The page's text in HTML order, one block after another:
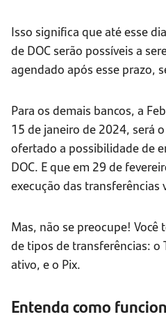
Isso significa que até esse
de DOC serão possíveis a
agendado após esse prazo,
Para os demais bancos, a
15 de janeiro de 2024, será
ofertado a possibilidade de
DOC. E que em 29 de
execução das transferências
Mas, não se preocupe!
de tipos de transferências: o
ativo, e o Pix.
Entenda como